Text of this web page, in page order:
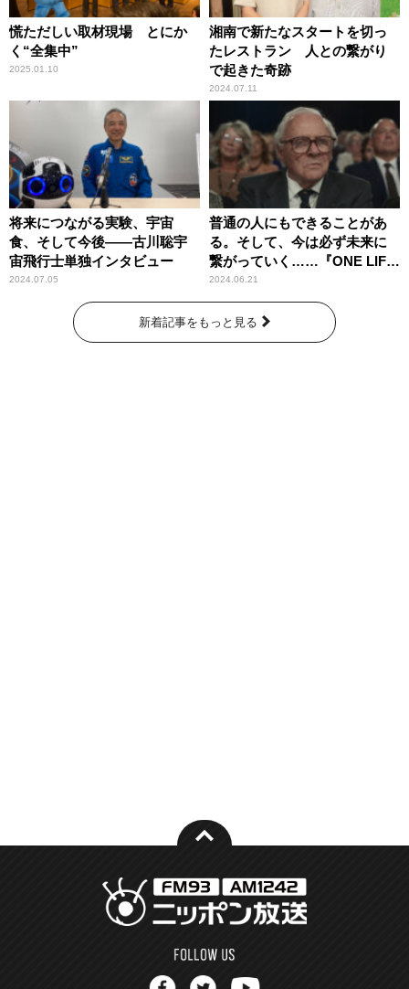
慌ただしい取材現場 とにか
く“全集中”
2025.01.10
湘南で新たなスタートを切っ
たレストラン 人との繋がり
で起きた奇跡
2024.07.11
将来につながる実験、宇宙
食、そして今後――古川聡宇
宙飛行士単独インタビュー
2024.07.05
普通の人にもできることがあ
る。そして、今は必ず未来に
繋がっていく……『ONE LIFE
奇跡が繋いだ6000の命』
2024.06.21
新着記事をもっと見る